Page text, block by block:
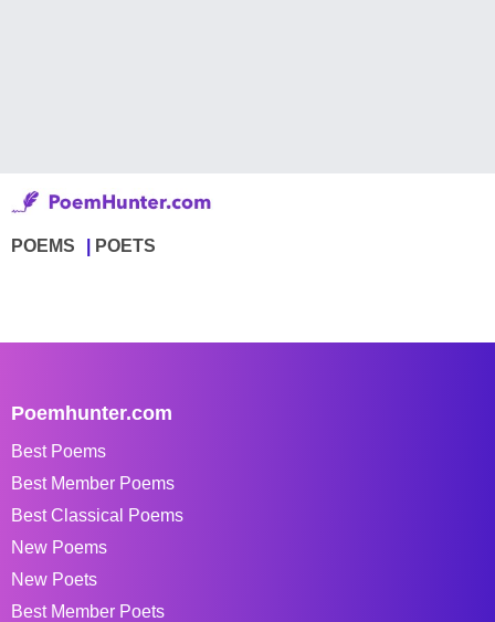
POEMS POETS
Poemhunter.com
Best Poems
Best Member Poems
Best Classical Poems
New Poems
New Poets
Best Member Poets